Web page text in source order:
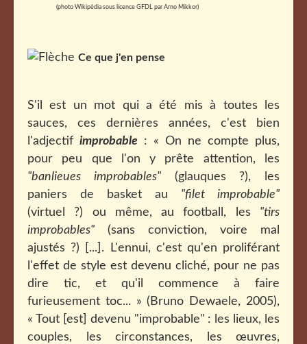
(photo Wikipédia sous licence GFDL par Arno Mikkor)
Ce que j'en pense
S'il est un mot qui a été mis à toutes les
sauces, ces dernières années, c'est bien
l'adjectif improbable : « On ne compte plus,
pour peu que l'on y prête attention, les
"banlieues improbables"(glauques ?), les
paniers de basket au "filet improbable"
(virtuel ?) ou même, au football, les "tirs
improbables" (sans conviction, voire mal
ajustés ?) [...]. L'ennui, c'est qu'en proliférant
l'effet de style est devenu cliché, pour ne pas
dire tic, et qu'il commence à faire
furieusement toc... » (Bruno Dewaele, 2005),
« Tout [est] devenu "improbable" : les lieux, les
couples, les circonstances, les œuvres,